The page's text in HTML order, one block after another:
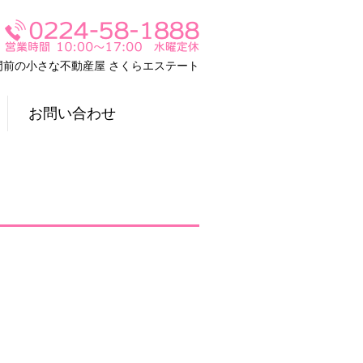
の小さな不動産屋 さくらエステート
お問い合わせ